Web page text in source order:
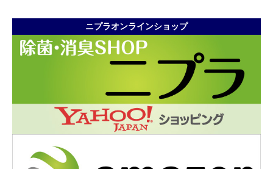
ニプラオンラインショップ